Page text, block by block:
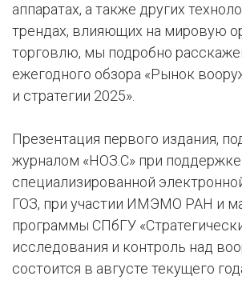
аппаратах, а также других
трендах, влияющих на мировую
торговлю, мы подробно
ежегодного обзора «Рынок
и стратегии 2025».
Презентация первого издания,
журналом «НОЗ.С» при поддержке
специализированной
ГОЗ, при участии ИМЭМО РАН и
программы СПбГУ
исследования и контроль над
состоится в августе текущего